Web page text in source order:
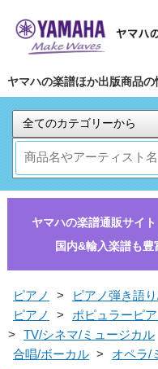
ヤマハの楽譜ほか出版商品の
ヤマハの楽譜通販サイト
国内&輸入楽譜も豊
ピアノ >
ピアノ弾き語
ピアノ
>
ポピュラーピア
>
TV/シネマ/ミュージカル
合唱/ボーカル > オペラ/